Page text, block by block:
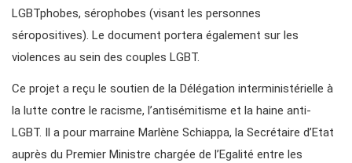
LGBTphobes, sérophobes (visant les personnes
séropositives). Le document portera également sur les
violences au sein des couples LGBT.
Ce projet a reçu le soutien de la Délégation interministérielle à
la lutte contre le racisme, l’antisémitisme et la haine anti-
LGBT. Il a pour marraine Marlène Schiappa, la Secrétaire d’Etat
auprès du Premier Ministre chargée de l’Egalité entre les